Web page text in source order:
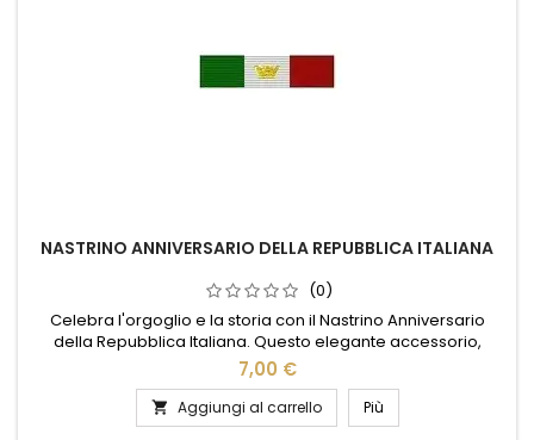
NASTRINO ANNIVERSARIO DELLA REPUBBLICA ITALIANA
(0)
Celebra l'orgoglio e la storia con il Nastrino Anniversario
della Repubblica Italiana. Questo elegante accessorio,
realizzato con materiali di alta qualità, presenta i colori vivaci
della bandiera italiana, simbolo di unità e patriottismo.
Perfetto per cerimonie ufficiali o come tocco distintivo su abiti
formali, il nastrino è un omaggio raffinato alla...
7,00 €
 Aggiungi al carrello Più